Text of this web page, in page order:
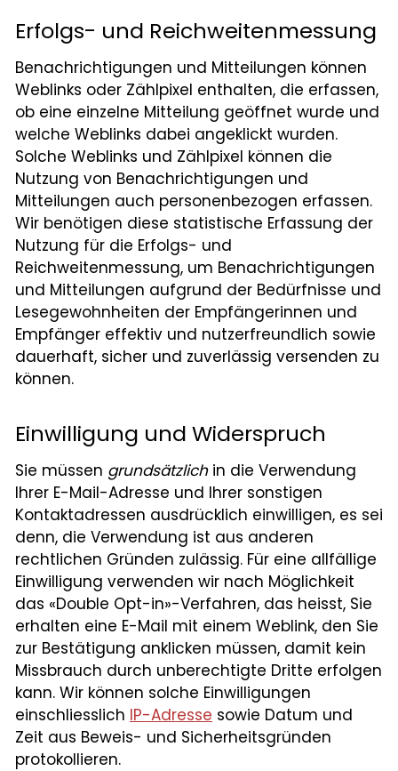
Erfolgs- und Reichweitenmessung
Benachrichtigungen und Mitteilungen können
Weblinks oder Zählpixel enthalten, die erfassen,
ob eine einzelne Mitteilung geöffnet wurde und
welche Weblinks dabei angeklickt wurden.
Solche Weblinks und Zählpixel können die
Nutzung von Benachrichtigungen und
Mitteilungen auch personenbezogen erfassen.
Wir benötigen diese statistische Erfassung der
Nutzung für die Erfolgs- und
Reichweitenmessung, um Benachrichtigungen
und Mitteilungen aufgrund der Bedürfnisse und
Lesegewohnheiten der Empfängerinnen und
Empfänger effektiv und nutzerfreundlich sowie
dauerhaft, sicher und zuverlässig versenden zu
können.
Einwilligung und Widerspruch
Sie müssen grundsätzlichin die Verwendung
Ihrer E-Mail-Adresse und Ihrer sonstigen
Kontaktadressen ausdrücklich einwilligen, es sei
denn, die Verwendung ist aus anderen
rechtlichen Gründen zulässig. Für eine allfällige
Einwilligung verwenden wir nach Möglichkeit
das «Double Opt-in»-Verfahren, das heisst, Sie
erhalten eine E-Mail mit einem Weblink, den Sie
zur Bestätigung anklicken müssen, damit kein
Missbrauch durch unberechtigte Dritte erfolgen
kann. Wir können solche Einwilligungen
einschliesslich IP-Adresse sowie Datum und
Zeit aus Beweis- und Sicherheitsgründen
protokollieren.